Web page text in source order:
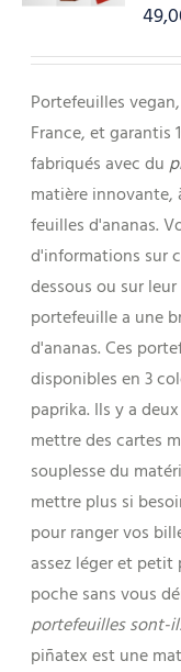
Portefeuilles
France, et garantis
fabriqués avec du
matière innovante,
feuilles d'ananas.
d'informations sur
dessous ou sur leur
portefeuille a une
d'ananas. Ces
disponibles en 3
paprika. Ils y a
mettre des cartes
souplesse du
mettre plus si
pour ranger vos
assez léger et
poche sans vous
portefeuilles sont-
piñatex est une